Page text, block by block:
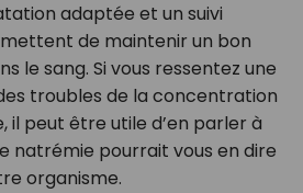
adaptée et un suivi
de maintenir un bon
le sang. Si vous ressentez une
troubles de la concentration
il peut être utile d’en parler à
natrémie pourrait vous en dire
organisme.